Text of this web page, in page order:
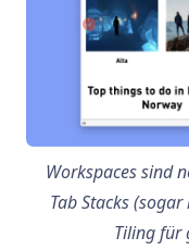
Workspaces sind
Tab Stacks
Tiling für